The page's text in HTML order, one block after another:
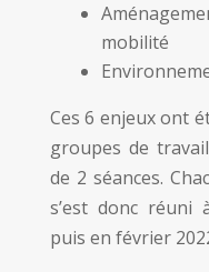
mobilité
Ces 6 enjeux ont
groupes de
de 2 séances.
s’est donc réuni
puis en février